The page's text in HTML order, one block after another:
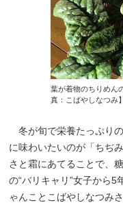
葉が着物のちりめん
真：こばやしなつみ】
冬が旬で栄養たっぷり
に味わいたいのが「ちぢ
さと霜にあてることで、
の“バリキャリ”女子から
ゃんことこばやしなつみ